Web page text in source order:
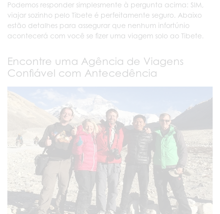
Podemos responder simplesmente à pergunta acima: SIM,
viajar sozinho pelo Tibete é perfeitamente seguro. Abaixo
estão detalhes para assegurar que nenhum infortúnio
acontecerá com você se fizer uma viagem solo ao Tibete.
Encontre uma Agência de Viagens
Confiável com Antecedência